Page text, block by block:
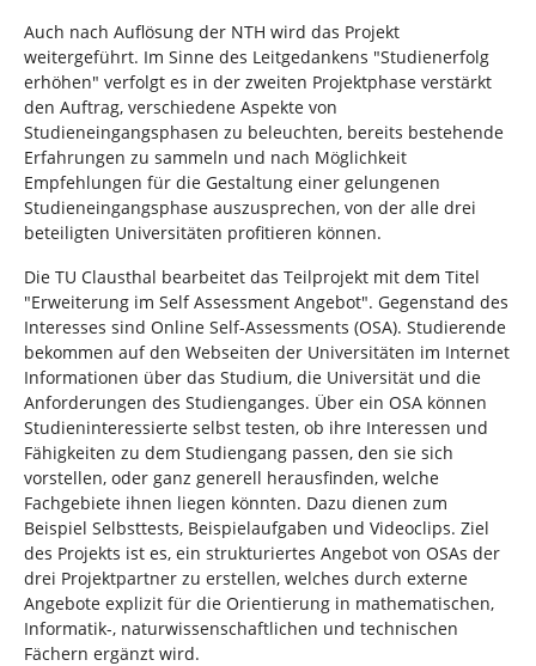
Auch nach Auflösung der NTH wird das Projekt
weitergeführt. Im Sinne des Leitgedankens "Studienerfolg
erhöhen" verfolgt es in der zweiten Projektphase verstärkt
den Auftrag, verschiedene Aspekte von
Studieneingangsphasen zu beleuchten, bereits bestehende
Erfahrungen zu sammeln und nach Möglichkeit
Empfehlungen für die Gestaltung einer gelungenen
Studieneingangsphase auszusprechen, von der alle drei
beteiligten Universitäten profitieren können.
Die TU Clausthal bearbeitet das Teilprojekt mit dem Titel
"Erweiterung im Self Assessment Angebot". Gegenstand des
Interesses sind Online Self-Assessments (OSA). Studierende
bekommen auf den Webseiten der Universitäten im Internet
Informationen über das Studium, die Universität und die
Anforderungen des Studienganges. Über ein OSA können
Studieninteressierte selbst testen, ob ihre Interessen und
Fähigkeiten zu dem Studiengang passen, den sie sich
vorstellen, oder ganz generell herausfinden, welche
Fachgebiete ihnen liegen könnten. Dazu dienen zum
Beispiel Selbsttests, Beispielaufgaben und Videoclips. Ziel
des Projekts ist es, ein strukturiertes Angebot von OSAs der
drei Projektpartner zu erstellen, welches durch externe
Angebote explizit für die Orientierung in mathematischen,
Informatik-, naturwissenschaftlichen und technischen
Fächern ergänzt wird.